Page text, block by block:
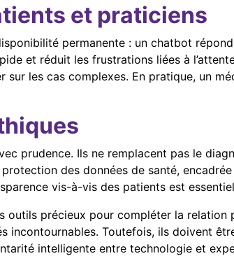
et praticiens
permanente : un chatbot
et réduit les frustrations liées à
les cas complexes. En pratique, un
prudence. Ils ne remplacent pas le
des données de santé,
vis-à-vis des patients est
outils précieux pour compléter la
incontournables. Toutefois, ils doivent
intelligente entre technologie et